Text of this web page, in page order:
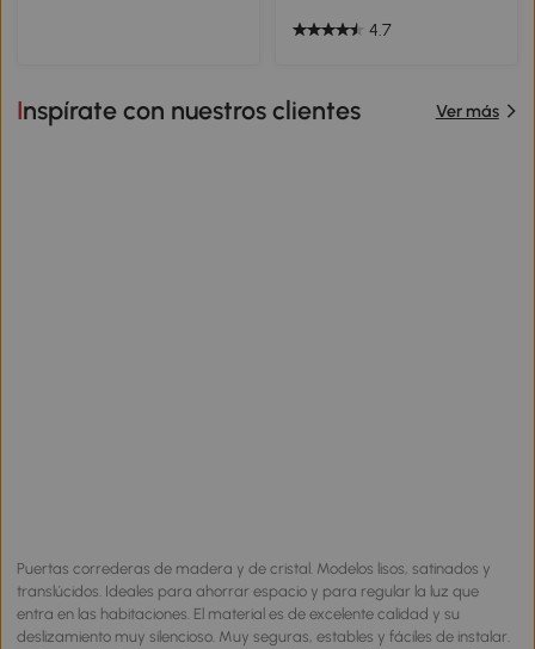
4.7
Inspírate con nuestros clientes Ver más
Puertas correderas de madera y de cristal. Modelos lisos, satinados y
translúcidos. Ideales para ahorrar espacio y para regular la luz que
entra en las habitaciones. El material es de excelente calidad y su
deslizamiento muy silencioso. Muy seguras, estables y fáciles de instalar.